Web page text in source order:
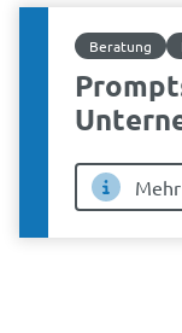
Beratung